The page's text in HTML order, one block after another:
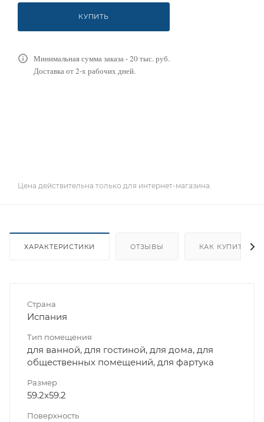
КУПИТЬ
Минимальная сумма заказа - 20 тыс. руб.
Доставка от 2-х рабочих дней.
Цена действительна только для интернет-магазина.
ХАРАКТЕРИСТИКИ ОТЗЫВЫ КАК КУПИТЬ
Страна
Испания
Тип помещения
для ванной, для гостиной, для дома, для
общественных помещений, для фартука
Размер
59.2x59.2
Поверхность